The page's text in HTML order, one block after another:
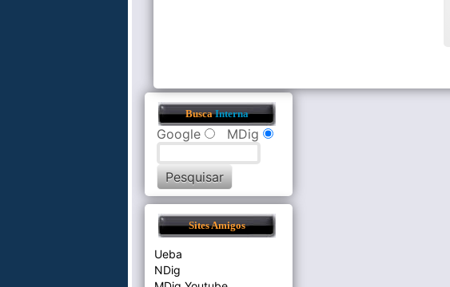
BuscaInterna
Google MDig
Sites Amigos
Ueba
NDig